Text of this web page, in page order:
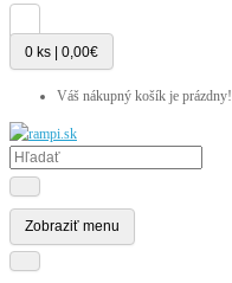
0 ks | 0,00€
Váš nákupný košík je prázdny!
Zobraziť menu